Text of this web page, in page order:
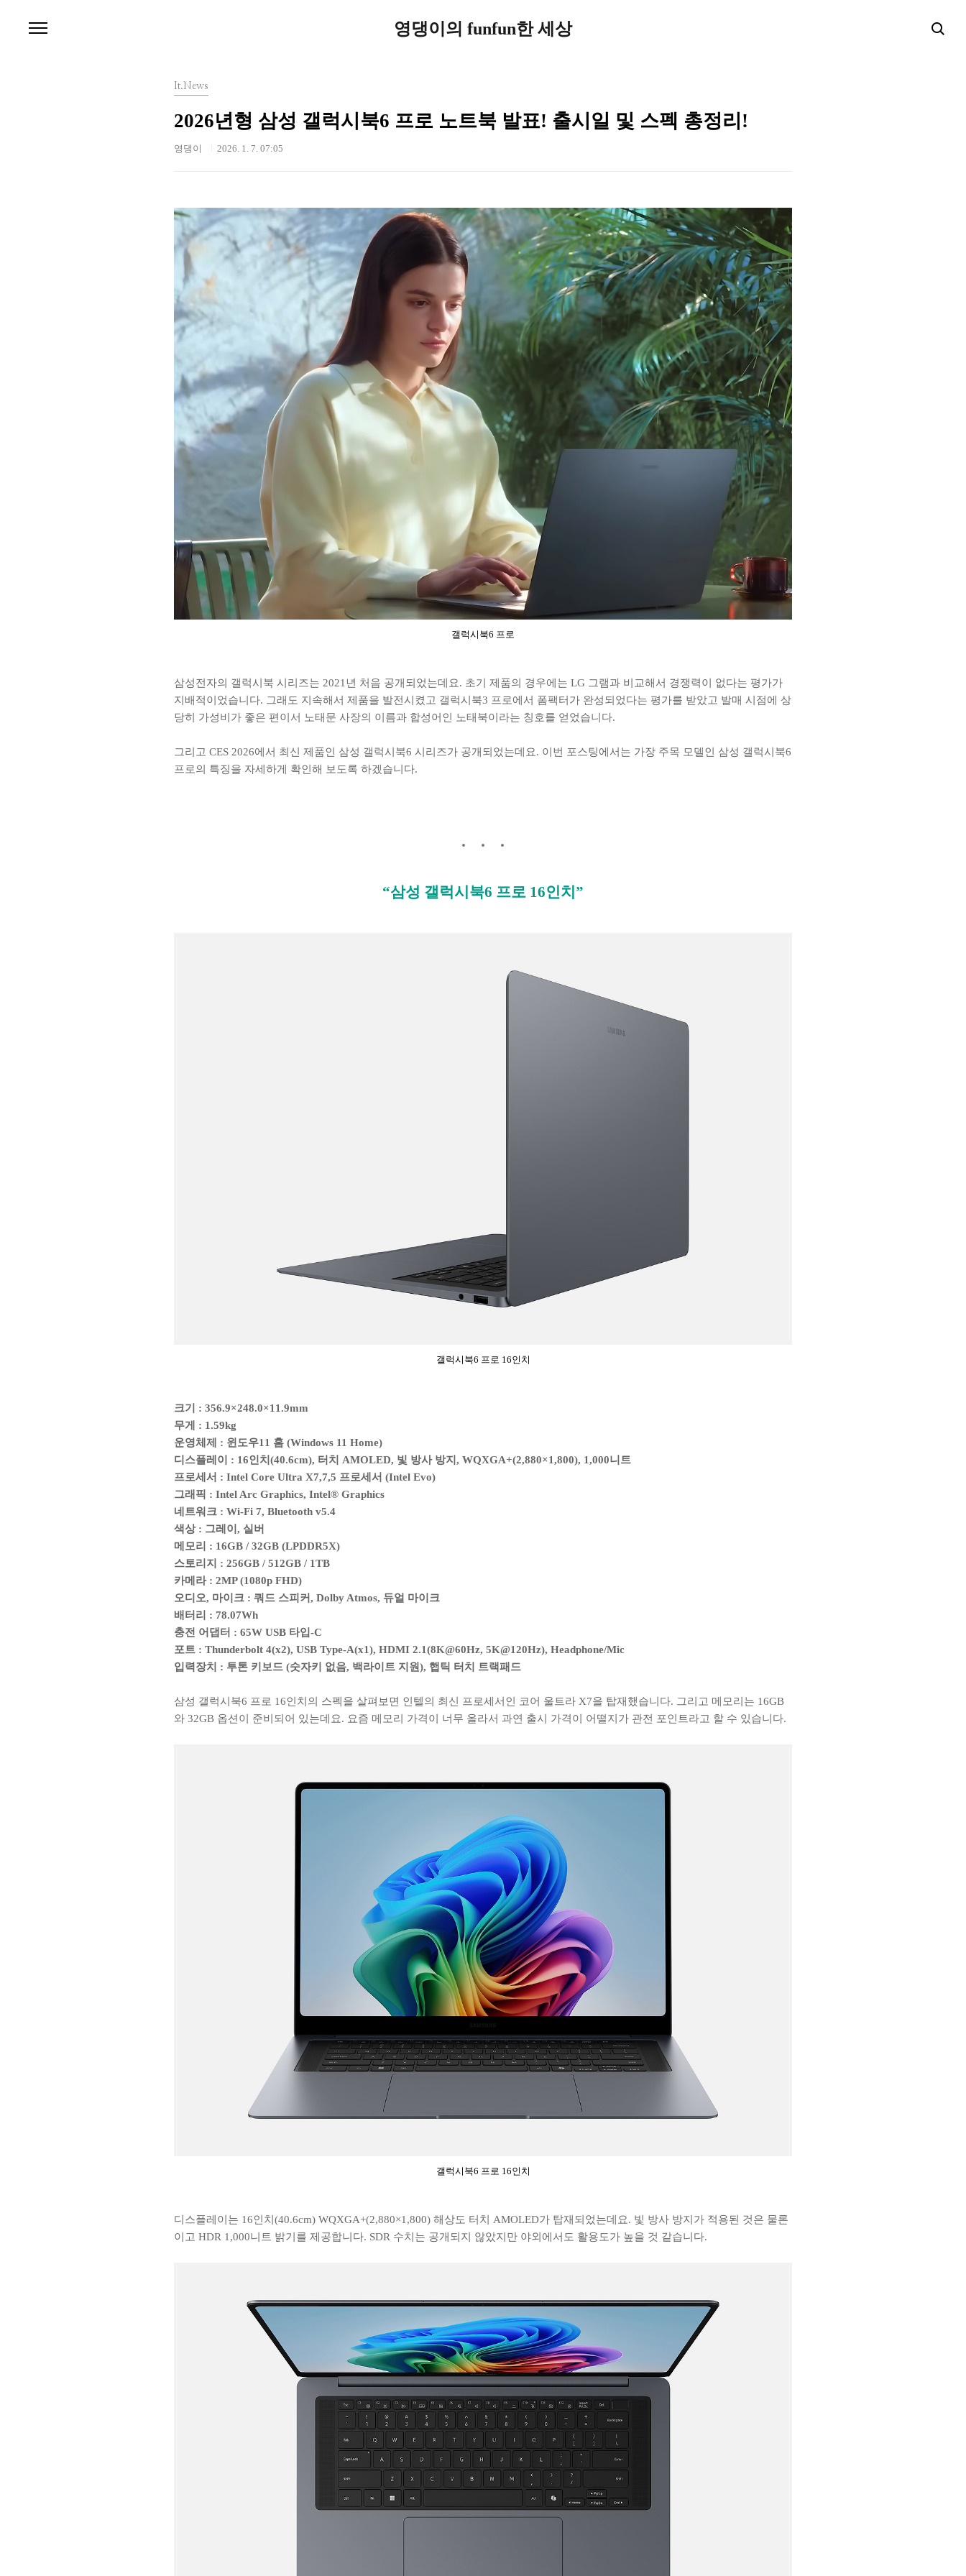
영댕이의 funfun한 세상
It.News
2026년형 삼성 갤럭시북6 프로 노트북 발표! 출시일 및 스펙 총정리!
영댕이 2026. 1. 7. 07:05
갤럭시북6 프로
삼성전자의 갤럭시북 시리즈는 2021년 처음 공개되었는데요. 초기 제품의 경우에는 LG 그램과 비교해서 경쟁력이 없다는 평가가
지배적이었습니다. 그래도 지속해서 제품을 발전시켰고 갤럭시북3 프로에서 폼팩터가 완성되었다는 평가를 받았고 발매 시점에 상
당히 가성비가 좋은 편이서 노태문 사장의 이름과 합성어인 노태북이라는 칭호를 얻었습니다.
그리고 CES 2026에서 최신 제품인 삼성 갤럭시북6 시리즈가 공개되었는데요. 이번 포스팅에서는 가장 주목 모델인 삼성 갤럭시북6
프로의 특징을 자세하게 확인해 보도록 하겠습니다.
“삼성 갤럭시북6 프로 16인치”
갤럭시북6 프로 16인치
크기 : 356.9×248.0×11.9mm
무게 : 1.59kg
운영체제 : 윈도우11 홈 (Windows 11 Home)
디스플레이 : 16인치(40.6cm), 터치 AMOLED, 빛 방사 방지, WQXGA+(2,880×1,800), 1,000니트
프로세서 : Intel Core Ultra X7,7,5 프로세서 (Intel Evo)
그래픽 : Intel Arc Graphics, Intel® Graphics
네트워크 : Wi-Fi 7, Bluetooth v5.4
색상 : 그레이, 실버
메모리 : 16GB / 32GB (LPDDR5X)
스토리지 : 256GB / 512GB / 1TB
카메라 : 2MP (1080p FHD)
오디오, 마이크 : 쿼드 스피커, Dolby Atmos, 듀얼 마이크
배터리 : 78.07Wh
충전 어댑터 : 65W USB 타입-C
포트 : Thunderbolt 4(x2), USB Type-A(x1), HDMI 2.1(8K@60Hz, 5K@120Hz), Headphone/Mic
입력장치 : 투톤 키보드 (숫자키 없음, 백라이트 지원), 햅틱 터치 트랙패드
삼성 갤럭시북6 프로 16인치의 스펙을 살펴보면 인텔의 최신 프로세서인 코어 울트라 X7을 탑재했습니다. 그리고 메모리는 16GB
와 32GB 옵션이 준비되어 있는데요. 요즘 메모리 가격이 너무 올라서 과연 출시 가격이 어떨지가 관전 포인트라고 할 수 있습니다.
갤럭시북6 프로 16인치
디스플레이는 16인치(40.6cm) WQXGA+(2,880×1,800) 해상도 터치 AMOLED가 탑재되었는데요. 빛 방사 방지가 적용된 것은 물론
이고 HDR 1,000니트 밝기를 제공합니다. SDR 수치는 공개되지 않았지만 야외에서도 활용도가 높을 것 같습니다.